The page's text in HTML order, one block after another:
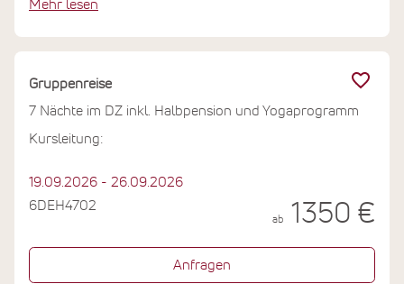
Sie auch zu Hause noch trägt.
Mehr lesen
Gruppenreise
7 Nächte im DZ inkl. Halbpension und Yogaprogramm
Kursleitung:
19.09.2026 - 26.09.2026
6DEH4702
ab 1350 €
Anfragen